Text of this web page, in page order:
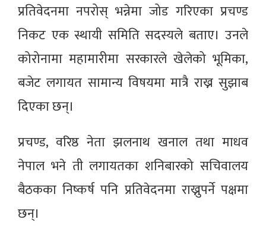
प्रतिवेदनमा नपरोस् भन्नेमा जोड गरिएका प्रचण्ड
निकट एक स्थायी समिति सदस्यले बताए। उनले
कोरोनामा महामारीमा सरकारले खेलेको भूमिका,
बजेट लगायत सामान्य विषयमा मात्रै राख्न सुझाब
दिएका छन्।
प्रचण्ड, वरिष्ठ नेता झलनाथ खनाल तथा माधव
नेपाल भने ती लगायतका शनिबारको सचिवालय
बैठकका निष्कर्ष पनि प्रतिवेदनमा राख्नुपर्ने पक्षमा
छन्।